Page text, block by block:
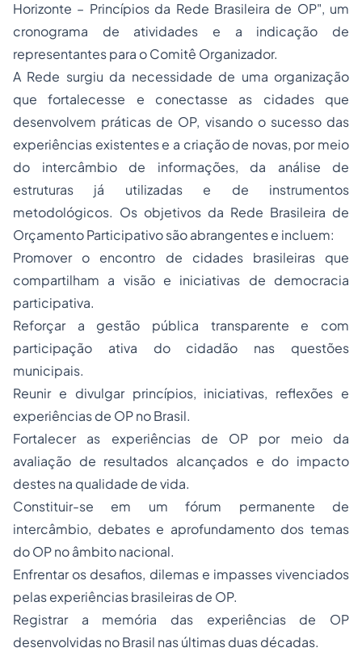
Horizonte – Princípios da Rede Brasileira de OP", um
cronograma de atividades e a indicação de
representantes para o Comitê Organizador.
A Rede surgiu da necessidade de uma organização
que fortalecesse e conectasse as cidades que
desenvolvem práticas de OP, visando o sucesso das
experiências existentes e a criação de novas, por meio
do intercâmbio de informações, da análise de
estruturas já utilizadas e de instrumentos
metodológicos. Os objetivos da Rede Brasileira de
Orçamento Participativo são abrangentes e incluem:
Promover o encontro de cidades brasileiras que
compartilham a visão e iniciativas de democracia
participativa.
Reforçar a gestão pública transparente e com
participação ativa do cidadão nas questões
municipais.
Reunir e divulgar princípios, iniciativas, reflexões e
experiências de OP no Brasil.
Fortalecer as experiências de OP por meio da
avaliação de resultados alcançados e do impacto
destes na qualidade de vida.
Constituir-se em um fórum permanente de
intercâmbio, debates e aprofundamento dos temas
do OP no âmbito nacional.
Enfrentar os desafios, dilemas e impasses vivenciados
pelas experiências brasileiras de OP.
Registrar a memória das experiências de OP
desenvolvidas no Brasil nas últimas duas décadas.